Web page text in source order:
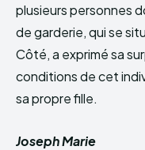
plusieurs personnes
de garderie, qui se
Côté, a exprimé sa
conditions de cet
sa propre fille.
Joseph Marie